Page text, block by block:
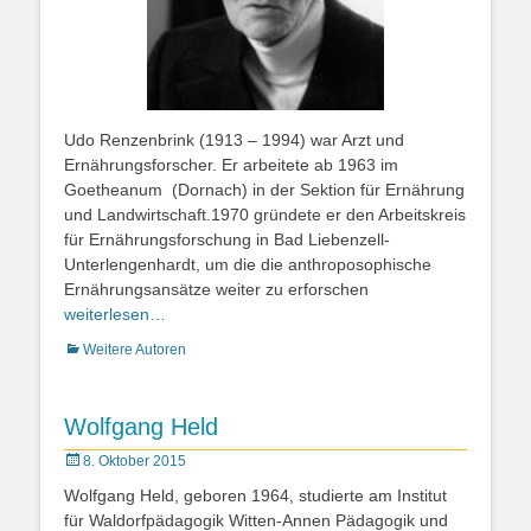
Udo Renzenbrink (1913 – 1994) war Arzt und
Ernährungsforscher. Er arbeitete ab 1963 im
Goetheanum (Dornach) in der Sektion für Ernährung
und Landwirtschaft.1970 gründete er den Arbeitskreis
für Ernährungsforschung in Bad Liebenzell-
Unterlengenhardt, um die die anthroposophische
Ernährungsansätze weiter zu erforschen
weiterlesen…
Kategorien
Weitere Autoren
Wolfgang Held
Posted
8. Oktober 2015
Wolfgang Held, geboren 1964, studierte am Institut
für Waldorfpädagogik Witten-Annen Pädagogik und